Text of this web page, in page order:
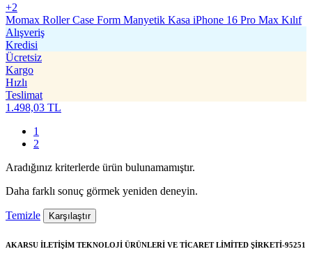
+2
Momax Roller Case Form Manyetik Kasa iPhone 16 Pro Max Kılıf
Alışveriş
Kredisi
Ücretsiz
Kargo
Hızlı
Teslimat
1.498,03 TL
1
2
Aradığınız kriterlerde ürün bulunamamıştır.
Daha farklı sonuç görmek yeniden deneyin.
Temizle Karşılaştır
AKARSU İLETİŞİM TEKNOLOJİ ÜRÜNLERİ VE TİCARET LİMİTED ŞİRKETİ-95251